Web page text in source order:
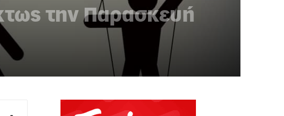
την Παρασκευή